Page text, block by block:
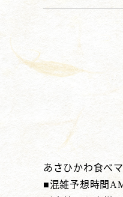
あさひかわ食べ
■混雑予想時間